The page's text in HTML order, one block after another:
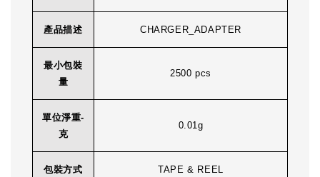
產品描述 CHARGER_ADAPTER
最小包裝
量
2500 pcs
單位淨重-
克
0.01g
包裝方式 TAPE & REEL